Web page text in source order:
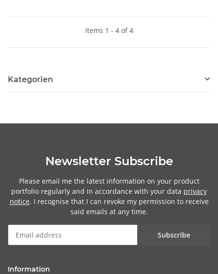
Items 1 - 4 of 4
Kategorien
Newsletter Subscribe
Please email me the latest information on your product
portfolio regularly and in accordance with your data privacy
notice. I recognise that I can revoke my permission to receive
said emails at any time.
Subscribe
Information